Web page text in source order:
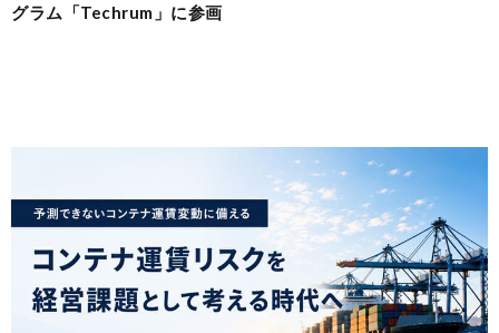
グラム「Techrum」に参画